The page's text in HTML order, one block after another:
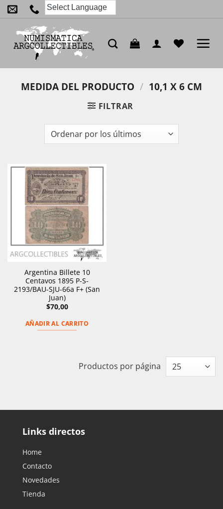
Saltar
al
contenido
MEDIDA DEL PRODUCTO / 10,1 X 6 CM
FILTRAR
Argentina Billete 10
Centavos 1895 P-S-
2193/BAU-SJU-66a F+ (San
Juan)
$70,00
AÑADIR AL CARRITO
Productos por página
Links directos
Home
Contacto
Novedades
Tienda